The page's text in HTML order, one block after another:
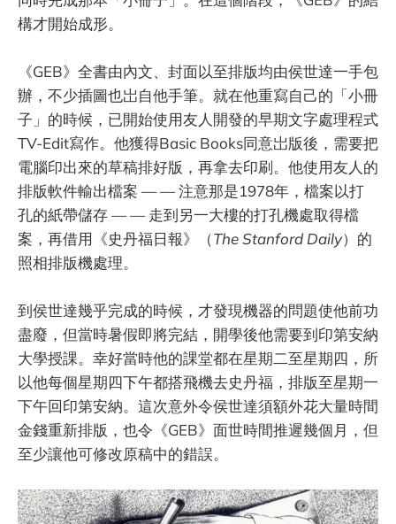
構才開始成形。
《GEB》全書由內文、封面以至排版均由侯世達一手包
辦，不少插圖也岀自他手筆。就在他重寫自己的「小冊
子」的時候，已開始使用友人開發的早期文字處理程式
TV-Edit寫作。他獲得Basic Books同意岀版後，需要把
電腦印出來的草稿排好版，再拿去印刷。他使用友人的
排版軟件輸出檔案 — — 注意那是1978年，檔案以打
孔的紙帶儲存 — — 走到另一大樓的打孔機處取得檔
案，再借用《史丹福日報》（The Stanford Daily）的
照相排版機處理。
到侯世達幾乎完成的時候，才發現機器的問題使他前功
盡廢，但當時暑假即將完結，開學後他需要到印第安納
大學授課。幸好當時他的課堂都在星期二至星期四，所
以他每個星期四下午都搭飛機去史丹福，排版至星期一
下午回印第安納。這次意外令侯世達須額外花大量時間
金錢重新排版，也令《GEB》面世時間推遲幾個月，但
至少讓他可修改原稿中的錯誤。